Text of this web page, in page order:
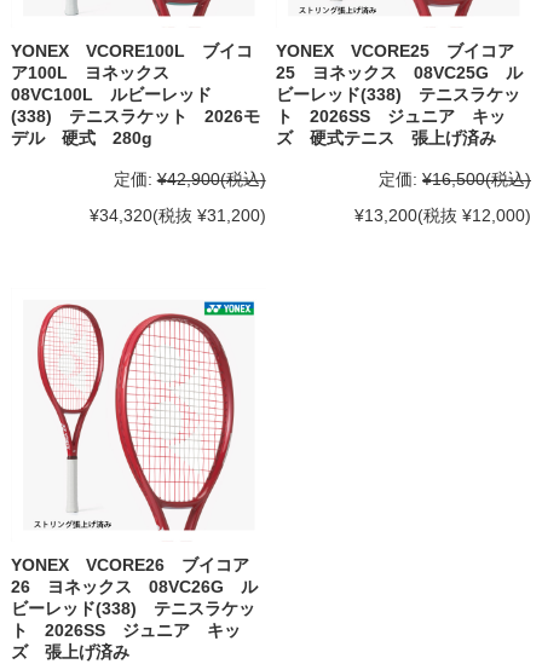
YONEX VCORE100L ブイコ
ア100L ヨネックス
08VC100L ルビーレッド
(338) テニスラケット 2026モ
デル 硬式 280g
定価: ¥42,900(税込)
¥34,320(税抜 ¥31,200)
YONEX VCORE25 ブイコア
25 ヨネックス 08VC25G ル
ビーレッド(338) テニスラケッ
ト 2026SS ジュニア キッ
ズ 硬式テニス 張上げ済み
定価: ¥16,500(税込)
¥13,200(税抜 ¥12,000)
YONEX VCORE26 ブイコア
26 ヨネックス 08VC26G ル
ビーレッド(338) テニスラケッ
ト 2026SS ジュニア キッ
ズ 張上げ済み